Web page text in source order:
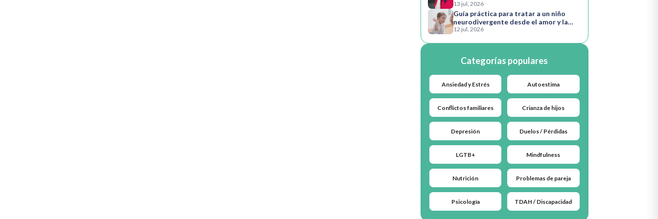
13 jul, 2026
Guía práctica para tratar a un niño
neurodivergente desde el amor y la
comprensión
12 jul, 2026
Categorías populares
Ansiedad y Estrés Autoestima
Conflictos familiares Crianza de hijos
Depresión Duelos / Pérdidas
LGTB+ Mindfulness
Nutrición Problemas de pareja
Psicología TDAH / Discapacidad